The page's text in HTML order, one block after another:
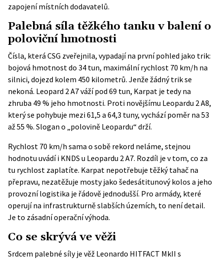
zapojení místních dodavatelů.
Palebná síla těžkého tanku v balení o
poloviční hmotnosti
Čísla, která CSG zveřejnila, vypadají na první pohled jako trik:
bojová hmotnost do 34 tun, maximální rychlost 70 km/h na
silnici, dojezd kolem 450 kilometrů. Jenže žádný trik se
nekoná. Leopard 2 A7 váží pod 69 tun, Karpat je tedy na
zhruba 49 % jeho hmotnosti. Proti novějšímu Leopardu 2 A8,
který se pohybuje mezi 61,5 a 64,3 tuny, vychází poměr na 53
až 55 %. Slogan o „polovině Leopardu“ drží.
Rychlost 70 km/h sama o sobě rekord neláme, stejnou
hodnotu uvádí i KNDS u Leopardu 2 A7. Rozdíl je v tom, co za
tu rychlost zaplatíte. Karpat nepotřebuje těžký tahač na
přepravu, nezatěžuje mosty jako šedesátitunový kolos a jeho
provozní logistika je řádově jednodušší. Pro armády, které
operují na infrastrukturně slabších územích, to není detail.
Je to zásadní operační výhoda.
Co se skrývá ve věži
Srdcem palebné síly je věž Leonardo HITFACT MkII s